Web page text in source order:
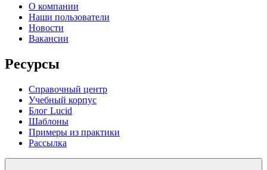
О компании
Наши пользователи
Новости
Вакансии
Ресурсы
Справочный центр
Учебный корпус
Блог Lucid
Шаблоны
Примеры из практики
Рассылка